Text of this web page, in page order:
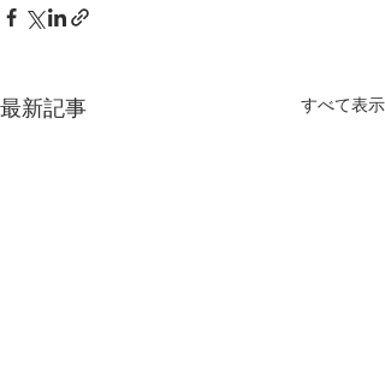
最新記事 すべて表示